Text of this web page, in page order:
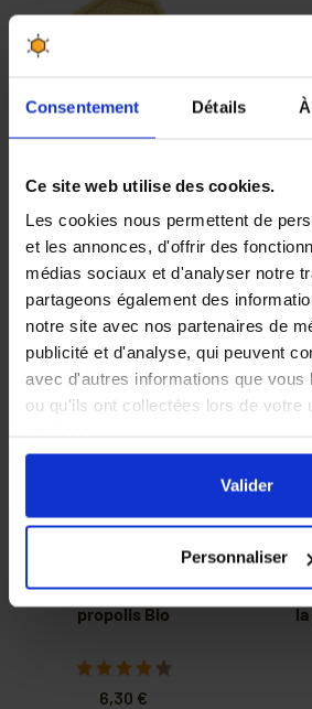
Consentement Détails
Ce site web utilise des cookies.
Les cookies nous permettent de
et les annonces, d'offrir des
médias sociaux et d'analyser notre
partageons également des
notre site avec nos partenaires de
publicité et d'analyse, qui peuvent
avec d'autres informations que vous
ou qu'ils ont collectées lors de votre
En cliquant sur le boutonValider
l'ensemble des cookies de notre site
nos partenaires. Vous pouvez
Valider
Personnaliser
miel 100g
1,80 €
BIO
Baume à lèvres à la
propolis Bio
6,30 €
la